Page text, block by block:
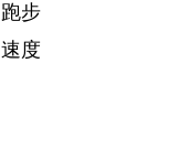
跑步
速度